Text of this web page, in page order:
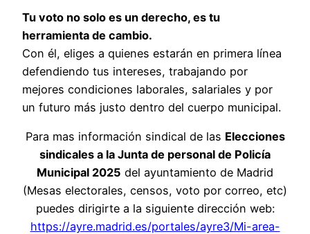
Tu voto no solo es un derecho, es tu
herramienta de cambio.
Con él, eliges a quienes estarán en primera línea
defendiendo tus intereses, trabajando por
mejores condiciones laborales, salariales y por
un futuro más justo dentro del cuerpo municipal.
Para mas información sindical de las Elecciones
sindicales a la Junta de personal de Policía
Municipal 2025 del ayuntamiento de Madrid
(Mesas electorales, censos, voto por correo, etc)
puedes dirigirte a la siguiente dirección web:
https://ayre.madrid.es/portales/ayre3/Mi-area-